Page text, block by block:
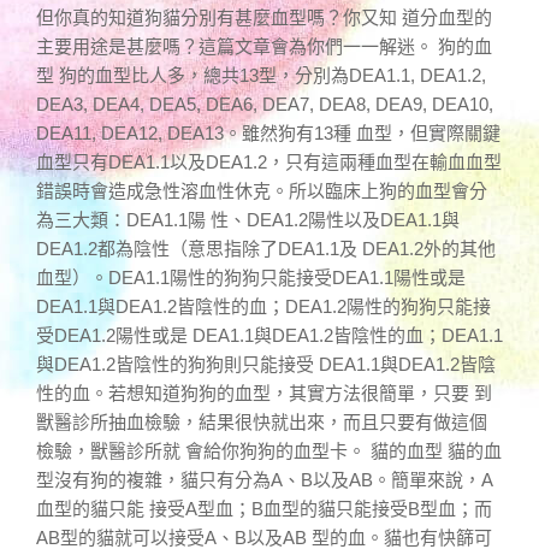
但你真的知道狗貓分別有甚麼血型嗎？你又知 道分血型的
主要用途是甚麼嗎？這篇文章會為你們一一解迷。 狗的血
型 狗的血型比人多，總共13型，分別為DEA1.1, DEA1.2,
DEA3, DEA4, DEA5, DEA6, DEA7, DEA8, DEA9, DEA10,
DEA11, DEA12, DEA13。雖然狗有13種 血型，但實際關鍵
血型只有DEA1.1以及DEA1.2，只有這兩種血型在輸血血型
錯誤時會造成急性溶血性休克。所以臨床上狗的血型會分
為三大類：DEA1.1陽 性、DEA1.2陽性以及DEA1.1與
DEA1.2都為陰性（意思指除了DEA1.1及 DEA1.2外的其他
血型）。DEA1.1陽性的狗狗只能接受DEA1.1陽性或是
DEA1.1與DEA1.2皆陰性的血；DEA1.2陽性的狗狗只能接
受DEA1.2陽性或是 DEA1.1與DEA1.2皆陰性的血；DEA1.1
與DEA1.2皆陰性的狗狗則只能接受 DEA1.1與DEA1.2皆陰
性的血。若想知道狗狗的血型，其實方法很簡單，只要 到
獸醫診所抽血檢驗，結果很快就出來，而且只要有做這個
檢驗，獸醫診所就 會給你狗狗的血型卡。 貓的血型 貓的血
型沒有狗的複雜，貓只有分為A、B以及AB。簡單來說，A
血型的貓只能 接受A型血；B血型的貓只能接受B型血；而
AB型的貓就可以接受A、B以及AB 型的血。貓也有快篩可